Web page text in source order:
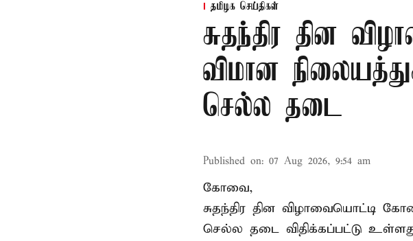
தமிழக செய்திகள்
சுதந்திர தின
விமான
செல்ல தடை
Published on: 07 Aug 2026, 9:54 am
கோவை,
சுதந்திர தின விழாவையொட்டி
செல்ல தடை விதிக்கப்பட்டு